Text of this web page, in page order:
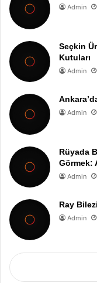
Admin
Seçkin
Kutuları
Admin
Admin
Rüyada
Görmek:
Admin
Ray
Admin